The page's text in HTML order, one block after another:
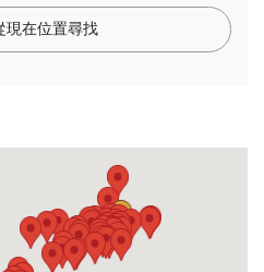
現在位置尋找